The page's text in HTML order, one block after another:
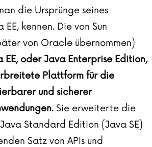
die Ursprünge seines
kennen. Die von Sun
von Oracle übernommen)
EE, oder Java Enterprise Edition,
Plattform für die
und sicherer
. Sie erweiterte die
Standard Edition (Java SE)
Satz von APIs und